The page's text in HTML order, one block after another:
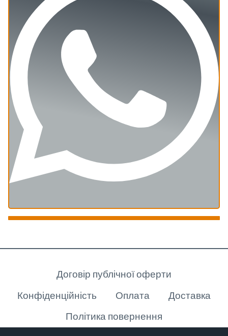
Договір публічної оферти
Конфіденційність
Оплата
Доставка
Політика повернення